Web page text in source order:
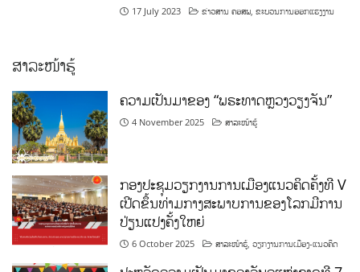
17 July 2023 ຂ່າວສານ ຄອສພ,ຂະບວນການອອກແຮງງານ
ສາລະໜ້າຮູ້
ຄວາມເປັນມາຂອງ “ພຣະທາດຫຼວງວຽງຈັນ”
4 November 2025 ສາລະໜ້າຮູ້
ກອງປະຊຸມວຽກງານການເມືອງແນວຄິດຄັ້ງທີ V
ເປີດຂຶ້ນທ່າມກາງສະພາບການຂອງໂລກມີການ
ປ່ຽນແປງຄັ້ງໃຫຍ່
6 October 2025 ສາລະໜ້າຮູ້ ,ວຽກງານການເມືອງ-ແນວຄິດ